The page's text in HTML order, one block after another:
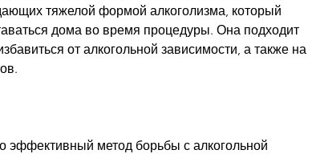
тяжелой формой алкоголизма, который
дома во время процедуры. Она подходит
от алкогольной зависимости, а также на
эффективный метод борьбы с алкогольной